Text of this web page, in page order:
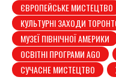
ЄВРОПЕЙСЬКЕ МИСТЕЦТВО
КУЛЬТУРНІ ЗАХОДИ
МУЗЕЇ ПІВНІЧНОЇ АМЕРИКИ
ОСВІТНІ ПРОГРАМИ AGO
СУЧАСНЕ МИСТЕЦТВО